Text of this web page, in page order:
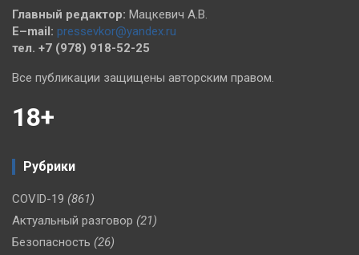
Главный редактор: Мацкевич А.В.
E–mail: pressevkor@yandex.ru
тел. +7 (978) 918-52-25
Все публикации защищены авторским правом.
18+
Рубрики
COVID-19 (861)
Актуальный разговор (21)
Безопасность (26)